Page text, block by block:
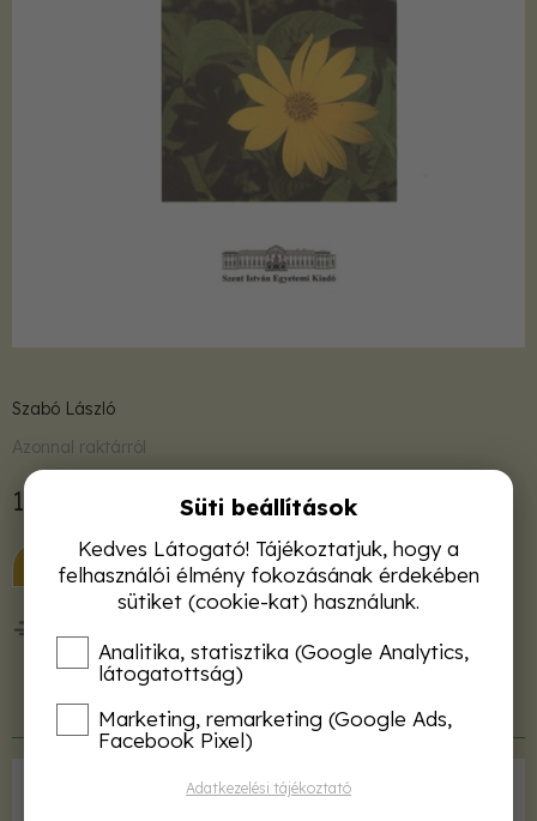
Szabó László
Azonnal raktárról
1 800 Ft
KOSÁRBA
Termékleírás
MATE
Süti beállítások
Kedves Látogató! Tájékoztatjuk, hogy a
felhasználói élmény fokozásának érdekében
sütiket (cookie-kat) használunk.
Analitika, statisztika (Google Analytics,
látogatottság)
Marketing, remarketing (Google Ads,
Facebook Pixel)
Adatkezelési tájékoztató